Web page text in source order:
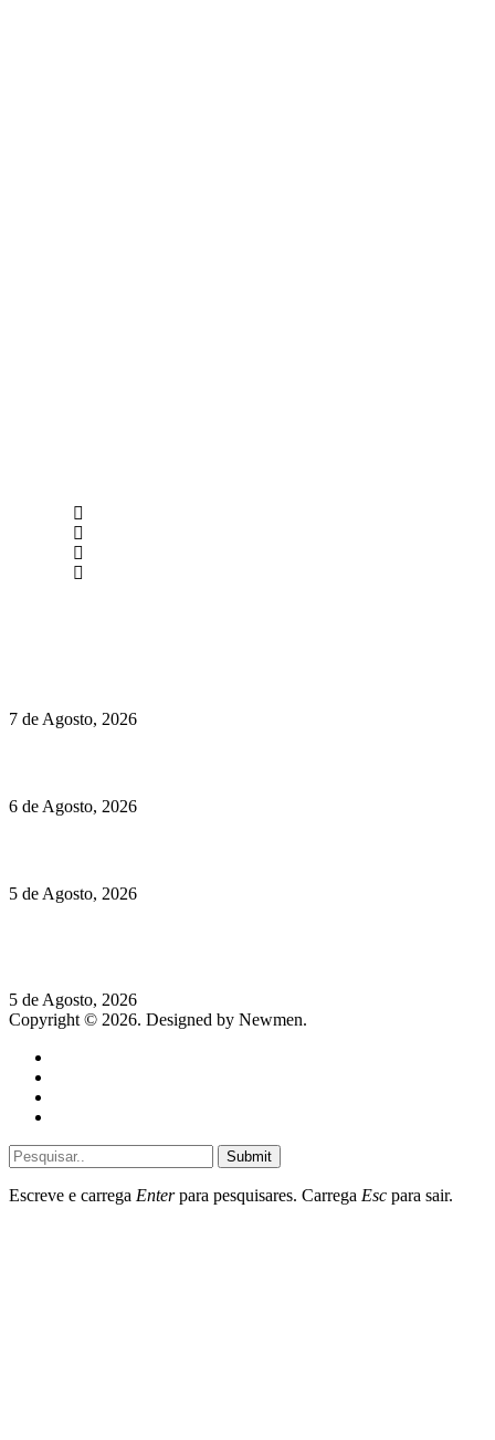
7 de Agosto, 2026
6 de Agosto, 2026
5 de Agosto, 2026
5 de Agosto, 2026
Copyright © 2026. Designed by Newmen.
Submit
Escreve e carrega Enterpara pesquisares. Carrega Esc para sair.